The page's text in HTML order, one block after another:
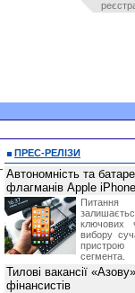
ПРЕС-РЕЛІЗИ
Автономність та
флагманів Apple
Питання
ключових
вибору
сегмента.
Тилові вакансії
фінансистів